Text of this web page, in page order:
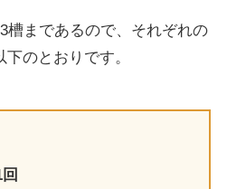
槽まであるので、それぞれの
のとおりです。